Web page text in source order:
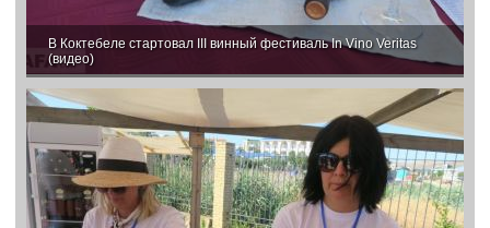
В Коктебеле стартовал III винный фестиваль In Vino Veritas
(видео)